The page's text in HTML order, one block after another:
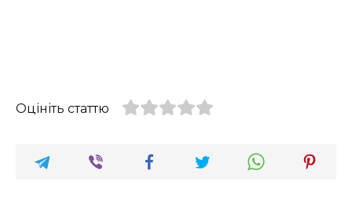
Оцініть статтю